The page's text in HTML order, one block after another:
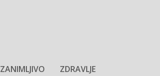
ZANIMLJIVO ZDRAVLJE